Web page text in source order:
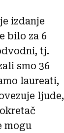
izdanje
bilo za 6
tj.
smo 36
laureati,
ljude,
mogu